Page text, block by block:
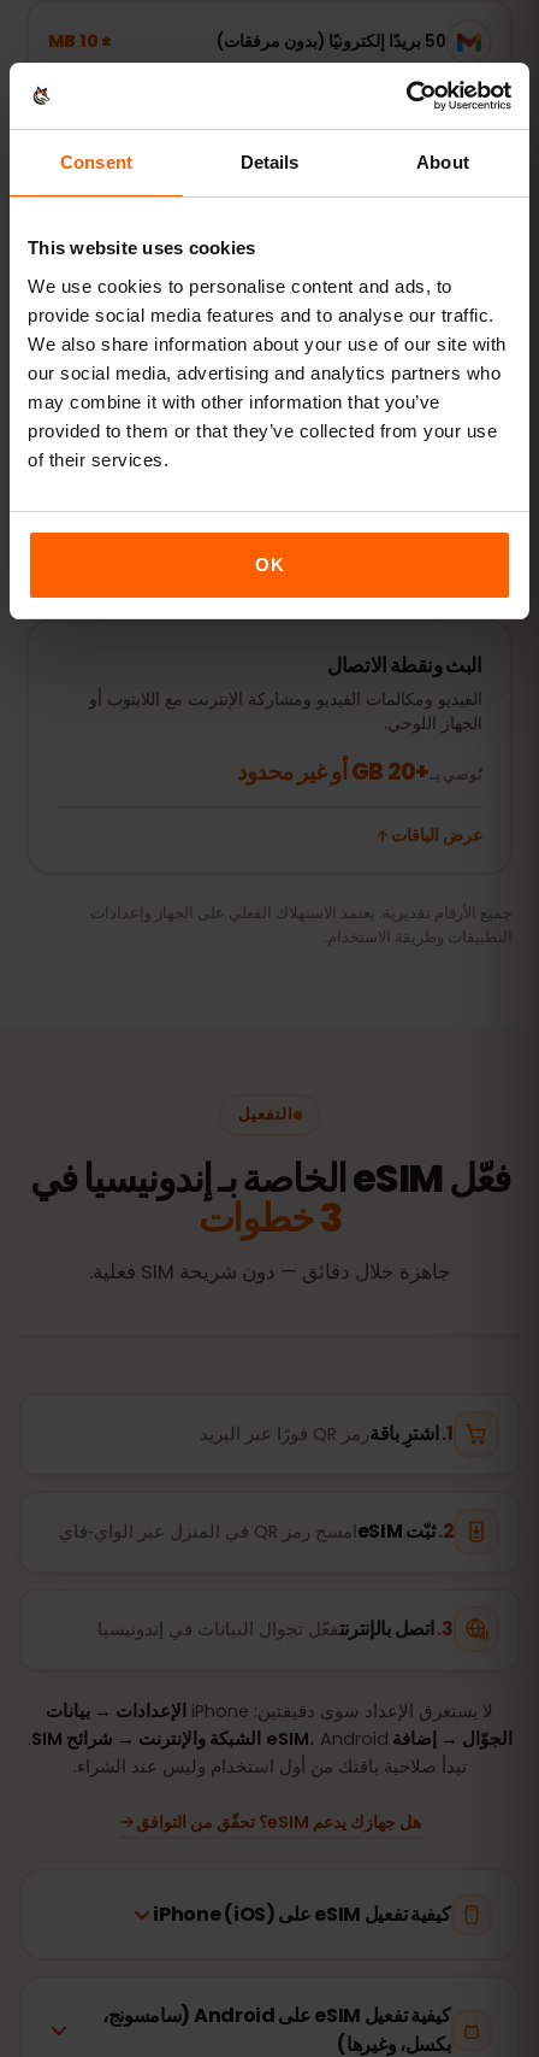
Consent Details About
This website uses cookies
We use cookies to personalise content and ads, to
provide social media features and to analyse our traffic.
We also share information about your use of our site with
our social media, advertising and analytics partners who
may combine it with other information that you’ve
provided to them or that they’ve collected from your use
of their services.
OK
50 بريدًا إلكترونيًا (بدون مرفقات) ± 10 MB
استخدام خفيف
الخرائط وWhatsApp والبريد — متصل عند الحاجة فقط.
عرض الباقات
الأكثر طلبًا
استخدام يومي
إضافة إلى مواقع التواصل وبث الموسيقى ومشاركة الصور.
البث ونقطة الاتصال
الفيديو ومكالمات الفيديو ومشاركة الإنترنت مع اللابتوب أو
الجهاز اللوحي.
نُوصي بـ+20 GB أو غير محدود
عرض الباقات
جميع الأرقام تقديرية. يعتمد الاستهلاك الفعلي على الجهاز وإعدادات
التطبيقات وطريقة الاستخدام.
التفعيل
فعّل eSIM الخاصة بـ إندونيسيا في
3 خطوات
جاهزة خلال دقائق — دون شريحة SIM فعلية.
اشترِ باقةرمز QR فورًا عبر البريد
ثبّت eSIM امسح رمز QR في المنزل عبر الواي‑فاي
اتصل بالإنترنتفعّل تجوال البيانات في إندونيسيا
لا يستغرق الإعداد سوى دقيقتين: iPhone
الإعدادات → بيانات
الجوّال → إضافة eSIM ، Android الشبكة والإنترنت → شرائح SIM
.
تبدأ صلاحية باقتك من أول استخدام وليس عند الشراء.
هل جهازك يدعم eSIM؟ تحقّق من التوافق
كيفية تفعيل eSIM على iPhone (iOS)
كيفية تفعيل eSIM على Android (سامسونج،
بكسل، وغيرها)